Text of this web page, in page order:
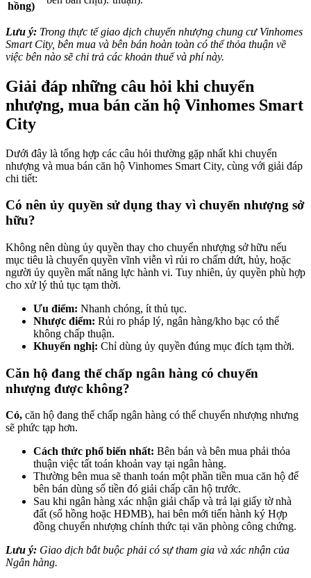
hồng)
Lưu ý: Trong thực tế giao dịch chuyển nhượng chung cư Vinhomes
Smart City, bên mua và bên bán hoàn toàn có thể thỏa thuận về
việc bên nào sẽ chi trả các khoản thuế và phí này.
Giải đáp những câu hỏi khi chuyển
nhượng, mua bán căn hộ Vinhomes Smart
City
Dưới đây là tổng hợp các câu hỏi thường gặp nhất khi chuyển
nhượng và mua bán căn hộ Vinhomes Smart City, cùng với giải đáp
chi tiết:
Có nên ủy quyền sử dụng thay vì chuyển nhượng sở
hữu?
Không nên dùng ủy quyền thay cho chuyển nhượng sở hữu nếu
mục tiêu là chuyển quyền vĩnh viễn vì rủi ro chấm dứt, hủy, hoặc
người ủy quyền mất năng lực hành vi. Tuy nhiên, ủy quyền phù hợp
cho xử lý thủ tục tạm thời.
Ưu điểm: Nhanh chóng, ít thủ tục.
Nhược điểm: Rủi ro pháp lý, ngân hàng/kho bạc có thể
không chấp thuận.
Khuyến nghị: Chỉ dùng ủy quyền đúng mục đích tạm thời.
Căn hộ đang thế chấp ngân hàng có chuyển
nhượng được không?
Có, căn hộ đang thế chấp ngân hàng có thể chuyển nhượng nhưng
sẽ phức tạp hơn.
Cách thức phổ biến nhất: Bên bán và bên mua phải thỏa
thuận việc tất toán khoản vay tại ngân hàng.
Thường bên mua sẽ thanh toán một phần tiền mua căn hộ để
bên bán dùng số tiền đó giải chấp căn hộ trước.
Sau khi ngân hàng xác nhận giải chấp và trả lại giấy tờ nhà
đất (sổ hồng hoặc HĐMB), hai bên mới tiến hành ký Hợp
đồng chuyển nhượng chính thức tại văn phòng công chứng.
Lưu ý: Giao dịch bắt buộc phải có sự tham gia và xác nhận của
Ngân hàng.